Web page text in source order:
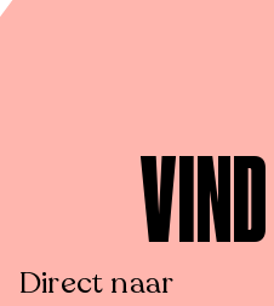
Direct naar